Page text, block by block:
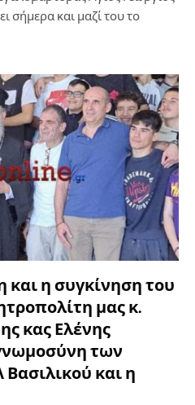
σήμερα και μαζί του το
και η συγκίνηση του
μας κ.
κας Ελένης
των
και η